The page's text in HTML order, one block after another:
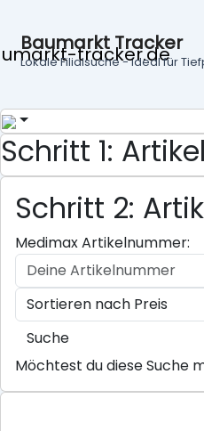
Baumarkt Tracker
Lokale Filialsuche - ideal für
Schritt 1:
Schritt 2:
Medimax Artikelnummer:
Suche
Möchtest du diese Suche